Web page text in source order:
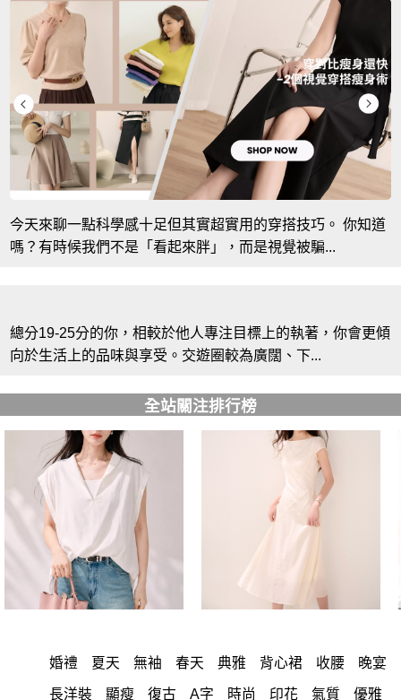
今天來聊一點科學感十足但其實超實用的穿搭技巧。 你知道
嗎？有時候我們不是「看起來胖」，而是視覺被騙...
總分19-25分的你，相較於他人專注目標上的執著，你會更傾
向於生活上的品味與享受。交遊圈較為廣闊、下...
全站關注排行榜
婚禮 夏天 無袖 春天 典雅 背心裙 收腰 晚宴
長洋裝 顯瘦 復古 A字 時尚 印花 氣質 優雅